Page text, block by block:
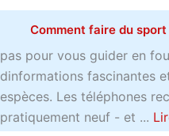
o
k
m
a
k
e
s
i
t
e
s
d
e
Comment faire du
pas pour vous guider en
dinformations fascinantes
espèces. Les téléphones
pratiquement neuf - et ...